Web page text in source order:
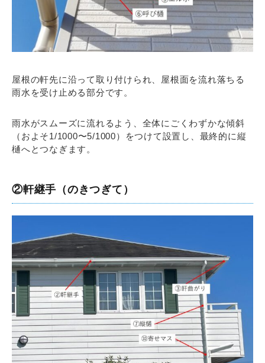
屋根の軒先に沿って取り付けられ、屋根面を流れ落ちる
雨水を受け止める部分です。
雨水がスムーズに流れるよう、全体にごくわずかな傾斜
（およそ1/1000〜5/1000）をつけて設置し、最終的に縦
樋へとつなぎます。
②軒継手（のきつぎて）